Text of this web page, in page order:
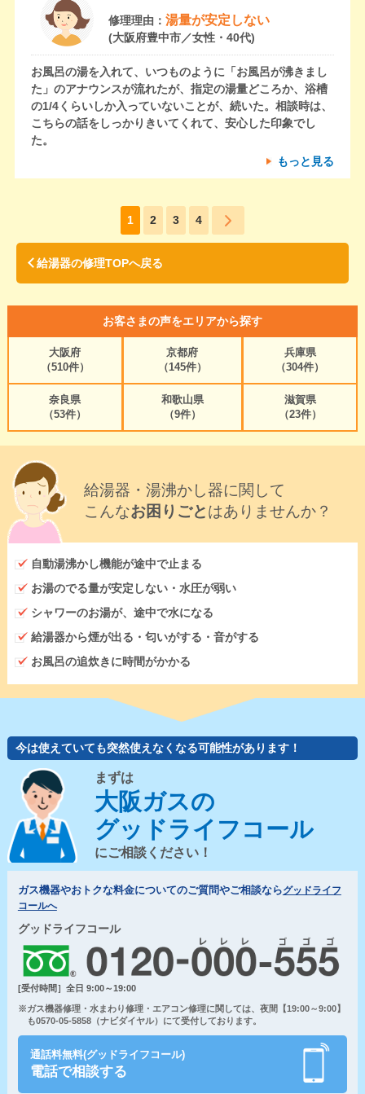
修理理由： 湯量が安定しない
(大阪府豊中市／女性・40代)
お風呂の湯を入れて、いつものように「お風呂が沸きまし
た」のアナウンスが流れたが、指定の湯量どころか、浴槽
の1/4くらいしか入っていないことが、続いた。相談時は、
こちらの話をしっかりきいてくれて、安心した印象でし
た。
もっと見る
1 2 3 4
給湯器の修理TOPへ戻る
お客さまの声をエリアから探す
大阪府
（510件）
京都府
（145件）
兵庫県
（304件）
奈良県
（53件）
和歌山県
（9件）
滋賀県
（23件）
給湯器・湯沸かし器に関して
こんなお困りごとはありませんか？
自動湯沸かし機能が途中で止まる
お湯のでる量が安定しない・水圧が弱い
シャワーのお湯が、途中で水になる
給湯器から煙が出る・匂いがする・音がする
お風呂の追炊きに時間がかかる
今は使えていても突然使えなくなる可能性があります！
まずは
大阪ガスの
グッドライフコール
にご相談ください！
ガス機器やおトクな料金についてのご質問やご相談ならグッドライフ
コールへ
グッドライフコール
[受付時間］全日 9:00～19:00
※ガス機器修理・水まわり修理・エアコン修理に関しては、夜間【19:00～9:00】
も0570-05-5858（ナビダイヤル）にて受付しております。
通話料無料(グッドライフコール)
電話で相談する